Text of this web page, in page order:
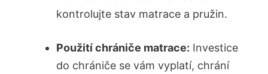
kontrolujte stav matrace a pružin.
Použití chrániče matrace: ⁤Investice
do chrániče se vám vyplatí, chrání